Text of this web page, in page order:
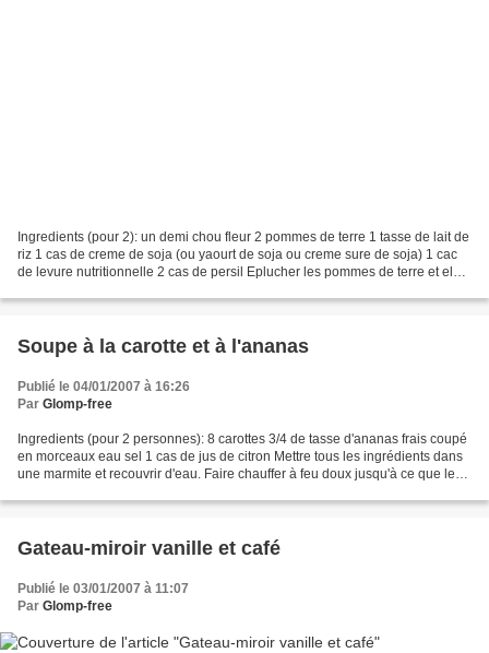
Ingredients (pour 2): un demi chou fleur 2 pommes de terre 1 tasse de lait de
riz 1 cas de creme de soja (ou yaourt de soja ou creme sure de soja) 1 cac
de levure nutritionnelle 2 cas de persil Eplucher les pommes de terre et els
Soupe à la carotte et à l'ananas
Publié le 04/01/2007 à 16:26
Par Glomp-free
Ingredients (pour 2 personnes): 8 carottes 3/4 de tasse d'ananas frais coupé
en morceaux eau sel 1 cas de jus de citron Mettre tous les ingrédients dans
une marmite et recouvrir d'eau. Faire chauffer à feu doux jusqu'à ce que les
Gateau-miroir vanille et café
Publié le 03/01/2007 à 11:07
Par Glomp-free